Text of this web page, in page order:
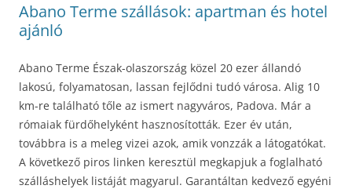
Abano Terme szállások: apartman és hotel
ajánló
Abano Terme Észak-olaszország közel 20 ezer állandó
lakosú, folyamatosan, lassan fejlődni tudó városa. Alig 10
km-re található tőle az ismert nagyváros, Padova. Már a
rómaiak fürdőhelyként hasznosították. Ezer év után,
továbbra is a meleg vizei azok, amik vonzzák a látogatókat.
A következő piros linken keresztül megkapjuk a foglalható
szálláshelyek listáját magyarul. Garantáltan kedvező egyéni